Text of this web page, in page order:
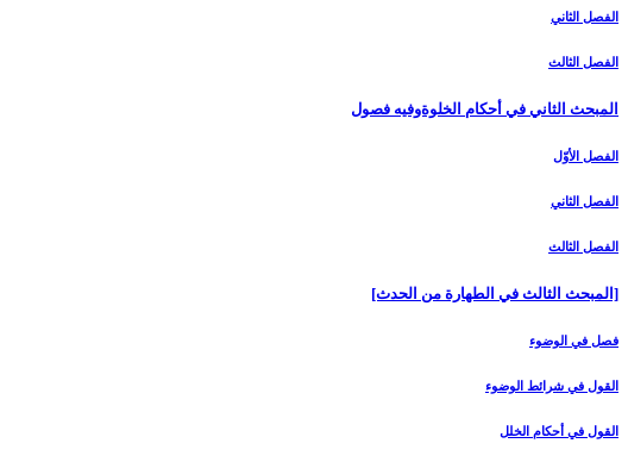
الفصل الثاني‏
الفصل الثالث‏
المبحث الثاني في أحكام الخلوةوفيه فصول
الفصل الأوّل‏
الفصل الثاني‏
الفصل الثالث‏
[المبحث الثالث في الطهارة من الحدث‏]
فصل في الوضوء
القول في شرائط الوضوء
القول في أحكام الخلل‏